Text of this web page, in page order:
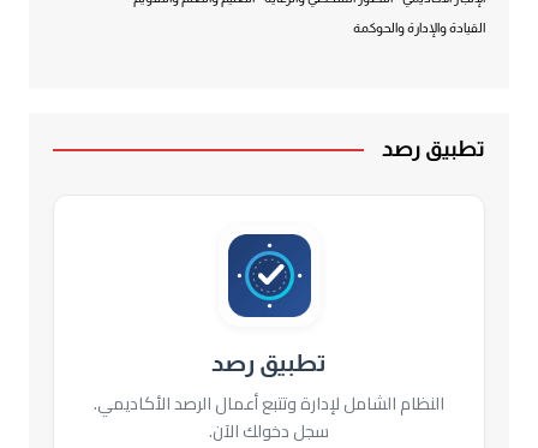
القيادة والإدارة والحوكمة
تطبيق رصد
تطبيق رصد
النظام الشامل لإدارة وتتبع أعمال الرصد الأكاديمي.
سجل دخولك الآن.